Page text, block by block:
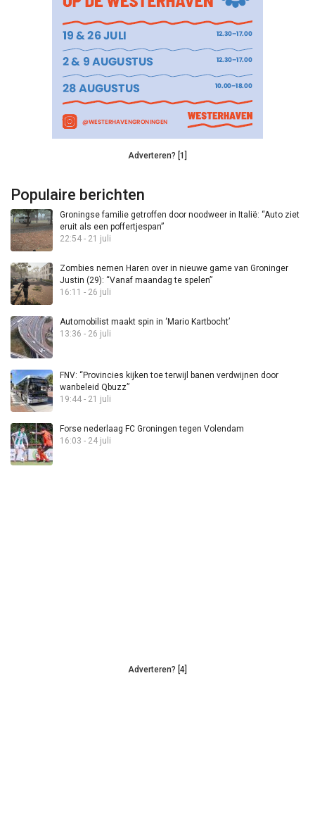
Adverteren? [1]
Populaire berichten
Groningse familie getroffen door noodweer in Italië: “Auto ziet
eruit als een poffertjespan”
22:54 - 21 juli
Zombies nemen Haren over in nieuwe game van Groninger
Justin (29): “Vanaf maandag te spelen”
16:11 - 26 juli
Automobilist maakt spin in ‘Mario Kartbocht’
13:36 - 26 juli
FNV: “Provincies kijken toe terwijl banen verdwijnen door
wanbeleid Qbuzz”
19:44 - 21 juli
Forse nederlaag FC Groningen tegen Volendam
16:03 - 24 juli
Adverteren? [4]